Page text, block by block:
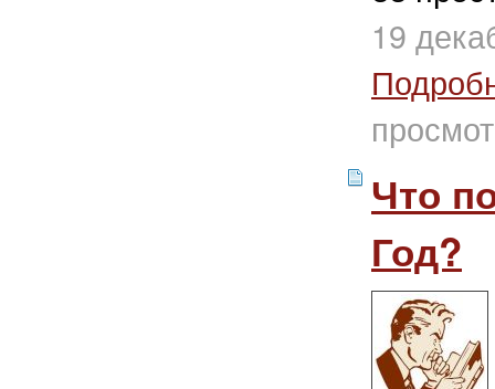
19
Что
Год?